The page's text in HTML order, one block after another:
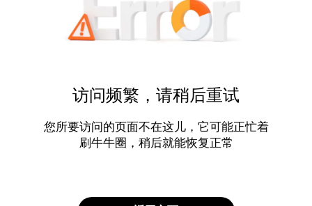
访问频繁，请稍后重试
您所要访问的页面不在这儿，它可能正忙着
刷牛牛圈，稍后就能恢复正常